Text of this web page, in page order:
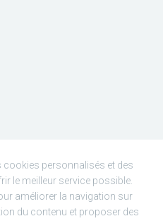
cookies personnalisés et des
le meilleur service possible.
améliorer la navigation sur
du contenu et proposer des